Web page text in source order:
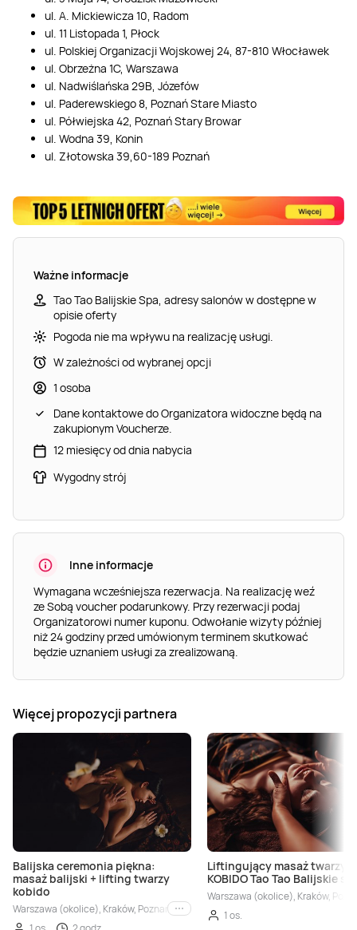
ul. A. Mickiewicza 10, Radom
ul. 11 Listopada 1, Płock
ul. Polskiej Organizacji Wojskowej 24, 87-810 Włocławek
ul. Obrzeżna 1C, Warszawa
ul. Nadwiślańska 29B, Józefów
ul. Paderewskiego 8, Poznań Stare Miasto
ul. Półwiejska 42, Poznań Stary Browar
ul. Wodna 39, Konin
ul. Złotowska 39,60-189 Poznań
Ważne informacje
Tao Tao Balijskie Spa, adresy salonów w dostępne w
opisie oferty
Pogoda nie ma wpływu na realizację usługi.
W zależności od wybranej opcji
1 osoba
Dane kontaktowe do Organizatora widoczne będą na
zakupionym Voucherze.
12 miesięcy od dnia nabycia
Wygodny strój
Inne informacje
Wymagana wcześniejsza rezerwacja. Na realizację weź
ze Sobą voucher podarunkowy. Przy rezerwacji podaj
Organizatorowi numer kuponu. Odwołanie wizyty później
niż 24 godziny przed umówionym terminem skutkować
będzie uznaniem usługi za zrealizowaną.
Więcej propozycji partnera
Balijska ceremonia piękna:
masaż balijski + lifting twarzy
kobido
Warszawa (okolice), Kraków, Poznań, Łódź, Grodzisk Mazowiecki, Konin, Płock,
i inne
Liftingujący masaż twarzy
KOBIDO Tao Tao Balijskie
Warszawa (okolice), Kraków,
1 os.